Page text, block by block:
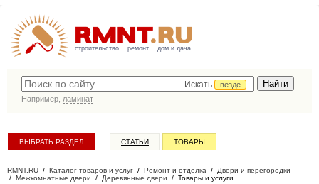
строительство ремонт дом и дача
Искать
везде
Например, ламинат
ВЫБРАТЬ РАЗДЕЛ СТАТЬИ ТОВАРЫ
RMNT.RU / Каталог товаров и услуг / Ремонт и отделка / Двери и перегородки
/ Межкомнатные двери / Деревянные двери / Товары и услуги